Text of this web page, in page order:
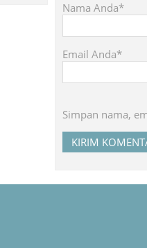
Nama Anda*
Email Anda*
Simpan nama,